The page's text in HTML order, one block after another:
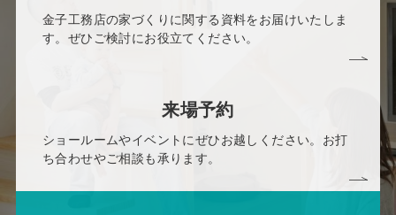
金子工務店の家づくりに関する資料をお届けいたしま
す。ぜひご検討にお役立てください。
来場予約
ショールームやイベントにぜひお越しください。お打
ち合わせやご相談も承ります。